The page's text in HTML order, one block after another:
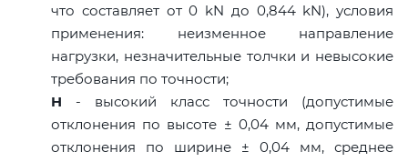
что составляет от 0 kN до 0,844 kN), условия
применения: неизменное направление
нагрузки, незначительные толчки и невысокие
требования по точности;
H - высокий класс точности (допустимые
отклонения по высоте ± 0,04 мм, допустимые
отклонения по ширине ± 0,04 мм, среднее